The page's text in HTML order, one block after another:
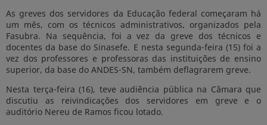
As greves dos servidores da Educação federal começaram há
um mês, com os técnicos administrativos, organizados pela
Fasubra. Na sequência, foi a vez da greve dos técnicos e
docentes da base do Sinasefe. E nesta segunda-feira (15) foi a
vez dos professores e professoras das instituições de ensino
superior, da base do ANDES-SN, também deflagrarem greve.
Nesta terça-feira (16), teve audiência pública na Câmara que
discutiu as reivindicações dos servidores em greve e o
auditório Nereu de Ramos ficou lotado.